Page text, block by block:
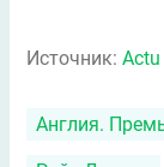
Источник:
Англия.